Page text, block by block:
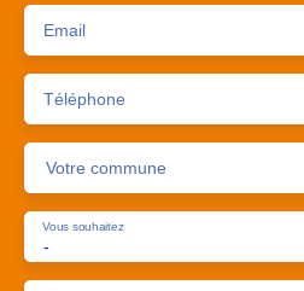
Email
Téléphone
Votre commune
-
Vous souhaitez